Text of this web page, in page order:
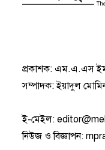
প্রকাশক: এম.এ.এস
সম্পাদক: ইয়াদুল
ই-মেইল:
নিউজ ও বিজ্ঞাপন: